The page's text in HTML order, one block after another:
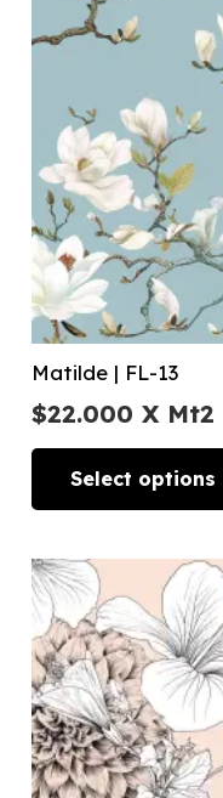
Matilde | FL-13
$22.000 X Mt2
Select options